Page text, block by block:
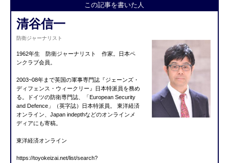
この記事を書いた人
清谷信一
防衛ジャーナリスト
1962年生 防衛ジャーナリスト 作家。日本ペ
ンクラブ会員。
2003~08年まで英国の軍事専門誌『ジェーンズ・
ディフェンス・ウィークリー』日本特派員を務め
る。ドイツの防衛専門誌、「European Security
and Defence」（英字誌）日本特派員。 東洋経済
オンライン、Japan indepthなどのオンラインメ
ディアにも寄稿。
東洋経済オンライン
https://toyokeizai.net/list/search?